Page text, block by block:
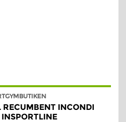
RECUMBENT INCONDI